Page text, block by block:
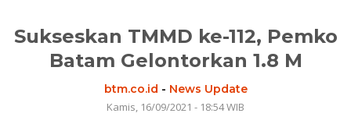
Sukseskan TMMD ke-112, Pemko
Batam Gelontorkan 1.8 M
btm.co.id - News Update
Kamis, 16/09/2021 - 18:54 WIB